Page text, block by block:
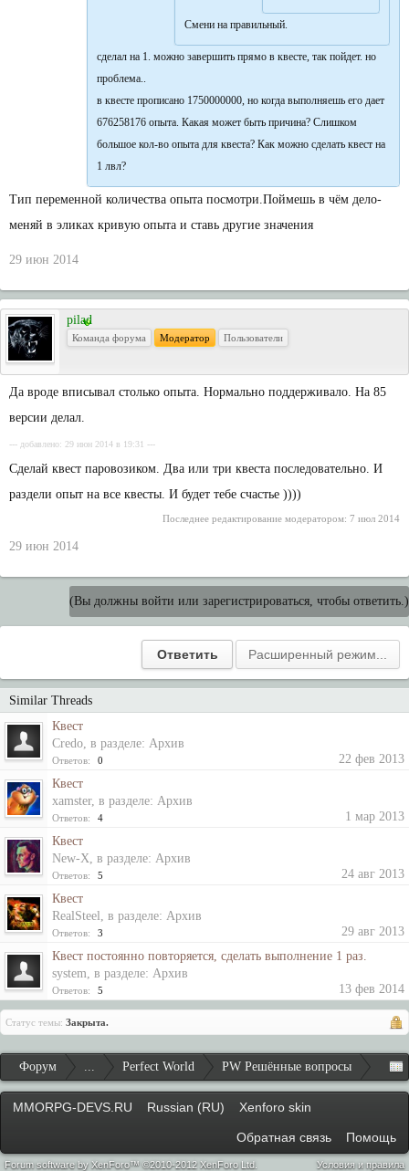
Смени на правильный.
сделал на 1. можно завершить прямо в квесте, так пойдет. но
проблема..
в квесте прописано 1750000000, но когда выполняешь его дает
676258176 опыта. Какая может быть причина? Слишком
большое кол-во опыта для квеста? Как можно сделать квест на
1 лвл?
Тип переменной количества опыта посмотри.Поймешь в чём дело-
меняй в эликах кривую опыта и ставь другие значения
29 июн 2014
pilad
Команда форума Модератор Пользователи
Да вроде вписывал столько опыта. Нормально поддерживало. На 85
версии делал.
--- добавлено: 29 июн 2014 в 19:31 ---
Сделай квест паровозиком. Два или три квеста последовательно. И
раздели опыт на все квесты. И будет тебе счастье ))))
Последнее редактирование модератором: 7 июл 2014
29 июн 2014
(Вы должны войти или зарегистрироваться, чтобы ответить.)
Similar Threads
Квест
Credo, в разделе: Архив
Ответов: 0
22 фев 2013
Квест
xamster, в разделе: Архив
Ответов: 4
1 мар 2013
Квест
New-X, в разделе: Архив
Ответов: 5
24 авг 2013
Квест
RealSteel, в разделе: Архив
Ответов: 3
29 авг 2013
Квест постоянно повторяется, сделать выполнение 1 раз.
system, в разделе: Архив
Ответов: 5 13 фев 2014
Статус темы: Закрыта.
Форум ... Perfect World PW Решённые вопросы
MMORPG-DEVS.RU Russian (RU) Xenforo skin
Обратная связь Помощь
Условия и правила
Forum software by XenForo™ ©2010-2012 XenForo Ltd.